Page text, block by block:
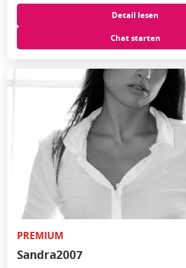
Detail lesen
Chat starten
PREMIUM
Sandra2007